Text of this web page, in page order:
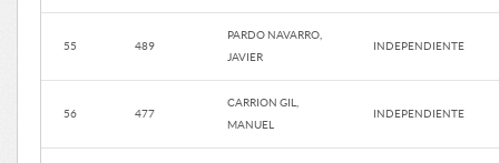
55 489
PARDO NAVARRO,
JAVIER
INDEPENDIENTE
56 477
CARRION GIL,
MANUEL
INDEPENDIENTE